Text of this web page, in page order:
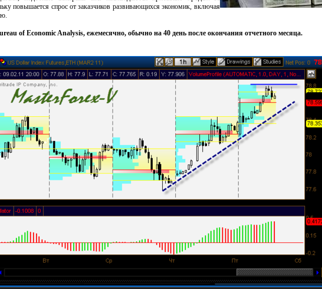
повышается спрос от заказчиков развивающихся экономик, включая
of Economic Analysis, ежемесячно, обычно на 40 день после окончания отчетного месяца.